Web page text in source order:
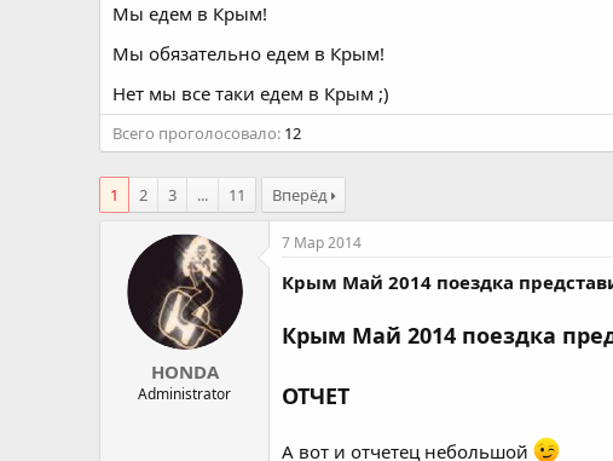
т
е
м
ы
а
а
л
а
Мы едем в Крым!
Мы обязательно едем в Крым!
Нет мы все таки едем в Крым ;)
Всего проголосовало 12
1 2 3 ... 11 Вперёд
HONDA
Administrator
7 Мар 2014
Крым Май 2014 поездка
Крым Май 2014 поездка
ОТЧЕТ
А вот и отчетец небольшой